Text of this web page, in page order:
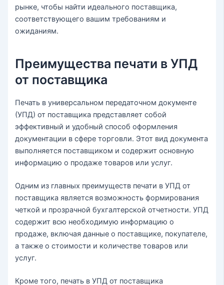
рынке, чтобы найти идеального поставщика,
соответствующего вашим требованиям и
ожиданиям.
Преимущества печати в УПД
от поставщика
Печать в универсальном передаточном документе
(УПД) от поставщика представляет собой
эффективный и удобный способ оформления
документации в сфере торговли. Этот вид документа
выполняется поставщиком и содержит основную
информацию о продаже товаров или услуг.
Одним из главных преимуществ печати в УПД от
поставщика является возможность формирования
четкой и прозрачной бухгалтерской отчетности. УПД
содержит всю необходимую информацию о
продаже, включая данные о поставщике, покупателе,
а также о стоимости и количестве товаров или
услуг.
Кроме того, печать в УПД от поставщика